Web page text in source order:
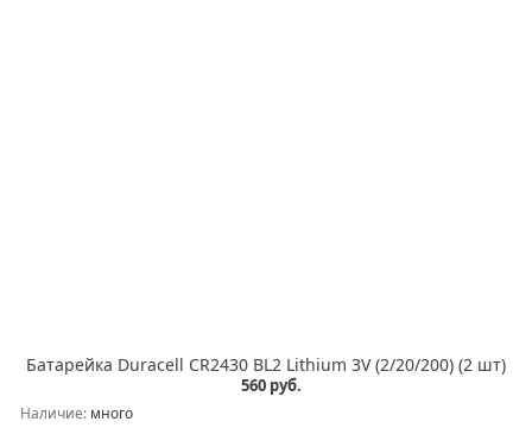
Батарейка Duracell CR2430 BL2 Lithium 3V (2/20/200) (2 шт)
560 руб.
Наличие: много